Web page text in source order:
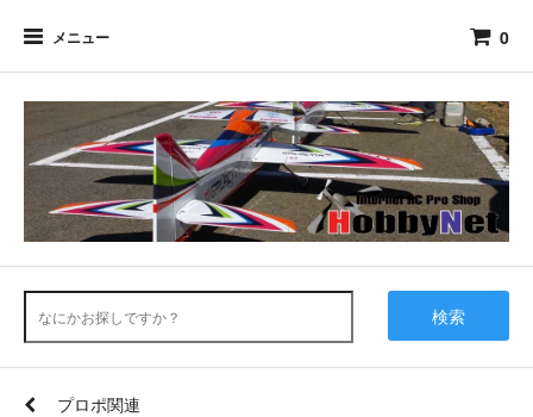
メニュー 0
検索
プロポ関連